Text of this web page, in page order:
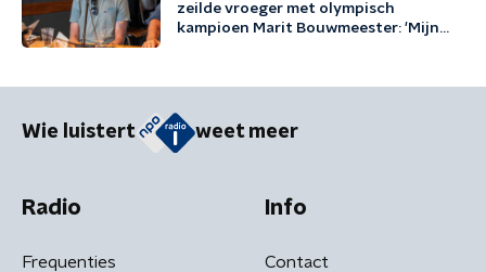
zeilde vroeger met olympisch
kampioen Marit Bouwmeester: 'Mijn
Wie luistert weet meer
Radio
Frequenties
Info
Contact